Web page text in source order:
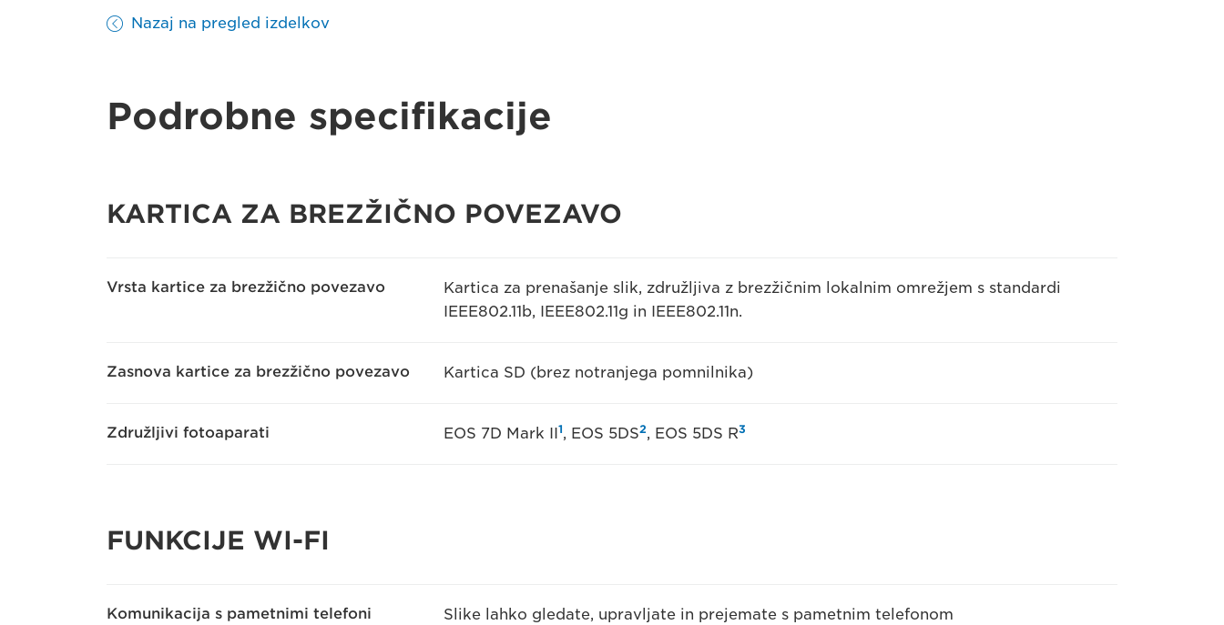
Nazaj na pregled izdelkov
Podrobne specifikacije
KARTICA ZA BREZŽIČNO POVEZAVO
Vrsta kartice za brezžično povezavo
Kartica za prenašanje slik, združljiva z brezžičnim lokalnim omrežjem s standardi
IEEE802.11b, IEEE802.11g in IEEE802.11n.
Zasnova kartice za brezžično povezavo Kartica SD (brez notranjega pomnilnika)
Združljivi fotoaparati EOS 7D Mark II 1, EOS 5DS2, EOS 5DS R3
FUNKCIJE WI-FI
Komunikacija s pametnimi telefoni
Slike lahko gledate, upravljate in prejemate s pametnim telefonom